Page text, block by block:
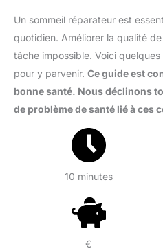
Un sommeil réparateur est
quotidien. Améliorer la qualité
tâche impossible. Voici
pour y parvenir. Ce guide est
bonne santé. Nous déclinons
de problème de santé lié à ces
10 minutes
€